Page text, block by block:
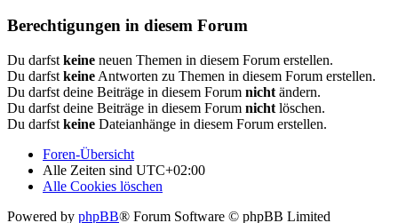
Berechtigungen in diesem Forum
Du darfst keine neuen Themen in diesem Forum erstellen.
Du darfst keine Antworten zu Themen in diesem Forum erstellen.
Du darfst deine Beiträge in diesem Forum nicht ändern.
Du darfst deine Beiträge in diesem Forum nicht löschen.
Du darfst keine Dateianhänge in diesem Forum erstellen.
Foren-Übersicht
Alle Zeiten sind UTC+02:00
Alle Cookies löschen
Powered by phpBB® Forum Software © phpBB Limited